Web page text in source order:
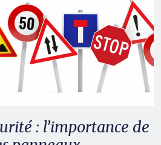
: l’importance de